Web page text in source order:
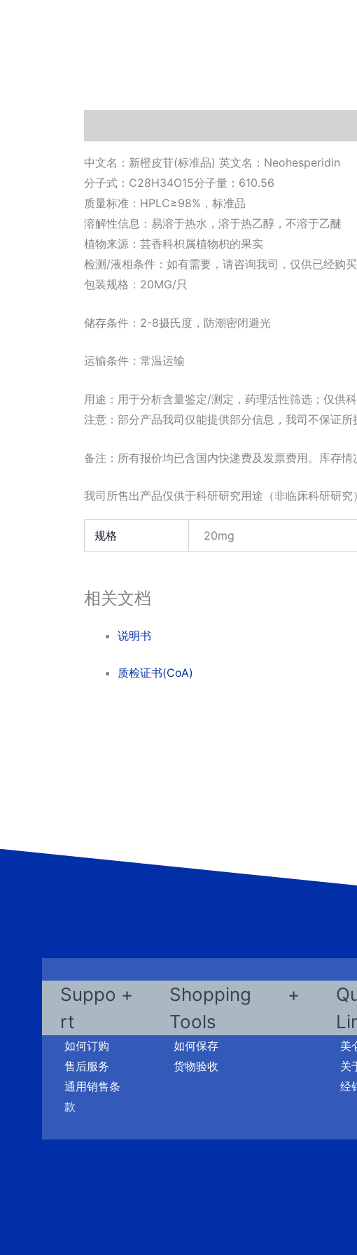
中文名：新橙皮苷(标准品) 英文名：Neohesperidin
分子式：C28H34O15分子量：610.56
质量标准：HPLC≥98%，标准品
溶解性信息：易溶于热水，溶于热乙醇，不溶于乙醚
植物来源：芸香科枳属植物枳的果实
检测/液相条件：如有需要，请咨询我司，仅供已经购
包装规格：20MG/只
储存条件：2-8摄氏度，防潮密闭避光
运输条件：常温运输
用途：用于分析含量鉴定/测定，药理活性筛选；仅供
注意：部分产品我司仅能提供部分信息，我司不保证
备注：所有报价均已含国内快递费及发票费用。库存
我司所售出产品仅供于科研研究用途（非临床科研研
规格 20mg
相关文档
说明书
质检证书(CoA)
Suppo
rt
如何订购
售后服务
通用销售条
款
Shopping
Tools
如何保存
货物验收
美
关
经